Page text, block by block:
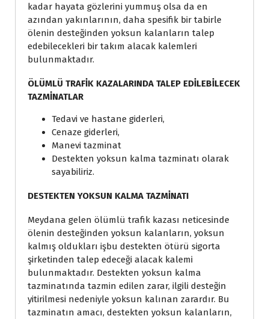
kadar hayata gözlerini yummuş olsa da en
azından yakınlarının, daha spesifik bir tabirle
ölenin desteğinden yoksun kalanların talep
edebilecekleri bir takım alacak kalemleri
bulunmaktadır.
ÖLÜMLÜ TRAFİK KAZALARINDA TALEP EDİLEBİLECEK
TAZMİNATLAR
Tedavi ve hastane giderleri,
Cenaze giderleri,
Manevi tazminat
Destekten yoksun kalma tazminatı olarak
sayabiliriz.
DESTEKTEN YOKSUN KALMA TAZMİNATI
Meydana gelen ölümlü trafik kazası neticesinde
ölenin desteğinden yoksun kalanların, yoksun
kalmış oldukları işbu destekten ötürü sigorta
şirketinden talep edeceği alacak kalemi
bulunmaktadır. Destekten yoksun kalma
tazminatında tazmin edilen zarar, ilgili desteğin
yitirilmesi nedeniyle yoksun kalınan zarardır. Bu
tazminatın amacı, destekten yoksun kalanların,